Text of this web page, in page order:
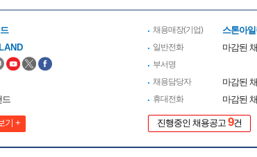
드
기 +
채용매장(기업) 스톤아
일반전화 마감된
부서명
채용담당자
마감된
휴대전화 마감된
진행중인 채용공고 9건